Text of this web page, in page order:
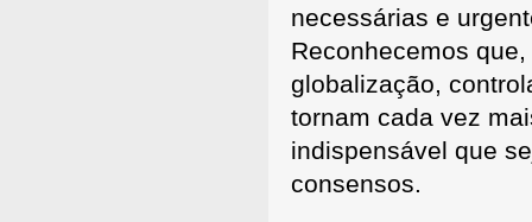
necessárias e
Reconhecemos
globalização,
tornam cada vez
indispensável que
consensos.